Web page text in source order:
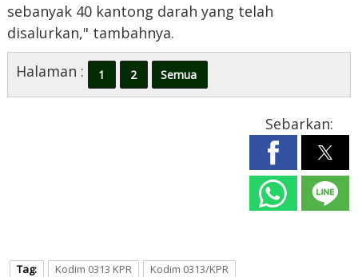
sebanyak 40 kantong darah yang telah
disalurkan," tambahnya.
Halaman :
1 2 Semua
Sebarkan:
Tag: Kodim 0313 KPR
Kodim 0313/KPR